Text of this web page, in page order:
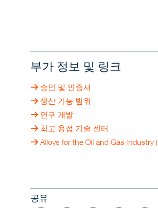
부가 정보 및 링크
승인 및 인증서
생산 가능 범위
연구 개발
최고 용접 기술 센터
Alloys for the Oil and Gas Industry
공유